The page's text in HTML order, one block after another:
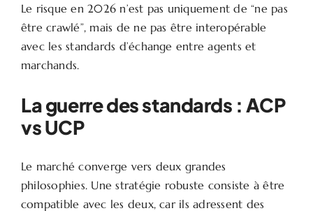
Le risque en 2026 n’est pas uniquement de “ne pas
être crawlé”, mais de ne pas être interopérable
avec les standards d’échange entre agents et
marchands.
La guerre des standards : ACP
vs UCP
Le marché converge vers deux grandes
philosophies. Une stratégie robuste consiste à être
compatible avec les deux, car ils adressent des